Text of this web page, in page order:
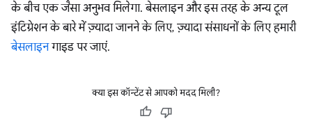
के बीच एक जैसा अनुभव मिलेगा. बेसलाइन और इस तरह के अन्य टूल
इंटिग्रेशन के बारे में ज़्यादा जानने के लिए, ज़्यादा संसाधनों के लिए हमारी
बेसलाइनगाइड पर जाएं.
क्या इस कॉन्टेंट से आपको मदद मिली?